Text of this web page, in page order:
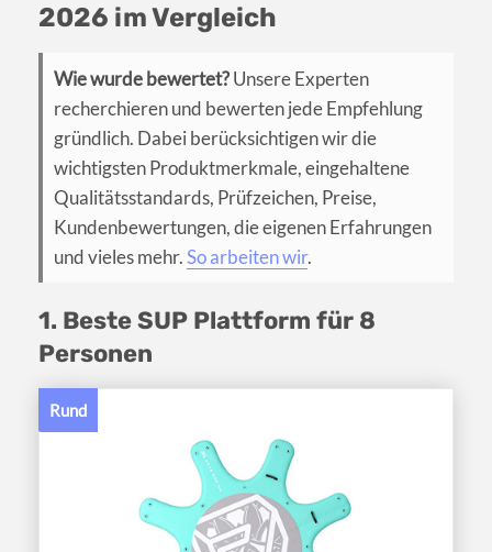
2026 im Vergleich
Wie wurde bewertet?Unsere Experten
recherchieren und bewerten jede Empfehlung
gründlich. Dabei berücksichtigen wir die
wichtigsten Produktmerkmale, eingehaltene
Qualitätsstandards, Prüfzeichen, Preise,
Kundenbewertungen, die eigenen Erfahrungen
und vieles mehr.So arbeiten wir.
1. Beste SUP Plattform für 8
Personen
Rund